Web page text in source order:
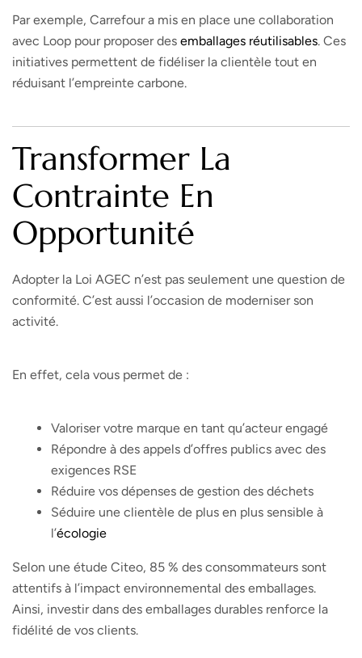
Par exemple, Carrefour a mis en place une collaboration
avec Loop pour proposer des emballages réutilisables. Ces
initiatives permettent de fidéliser la clientèle tout en
réduisant l’empreinte carbone.
Transformer La
Contrainte En
Opportunité
Adopter la Loi AGEC n’est pas seulement une question de
conformité. C’est aussi l’occasion de moderniser son
activité.
En effet, cela vous permet de :
Valoriser votre marque en tant qu’acteur engagé
Répondre à des appels d’offres publics avec des
exigences RSE
Réduire vos dépenses de gestion des déchets
Séduire une clientèle de plus en plus sensible à
l’écologie
Selon une étude Citeo, 85 % des consommateurs sont
attentifs à l’impact environnemental des emballages.
Ainsi, investir dans des emballages durables renforce la
fidélité de vos clients.